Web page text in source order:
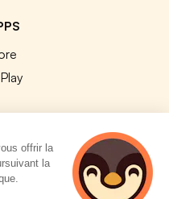
droits réservés.
offrir la
la